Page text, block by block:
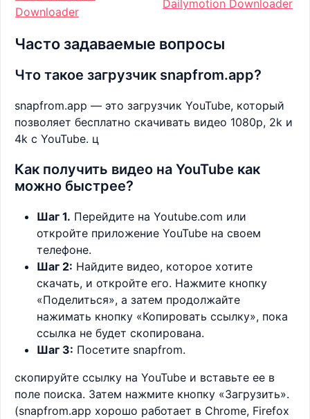
Downloader
Dailymotion Downloader
Часто задаваемые вопросы
Что такое загрузчик snapfrom.app?
snapfrom.app — это загрузчик YouTube, который
позволяет бесплатно скачивать видео 1080p, 2k и
4k с YouTube. ц
Как получить видео на YouTube как
можно быстрее?
Шаг 1. Перейдите на Youtube.com или
откройте приложение YouTube на своем
телефоне.
Шаг 2: Найдите видео, которое хотите
скачать, и откройте его. Нажмите кнопку
«Поделиться», а затем продолжайте
нажимать кнопку «Копировать ссылку», пока
ссылка не будет скопирована.
Шаг 3: Посетите snapfrom.
скопируйте ссылку на YouTube и вставьте ее в
поле поиска. Затем нажмите кнопку «Загрузить».
(snapfrom.app хорошо работает в Chrome, Firefox